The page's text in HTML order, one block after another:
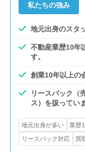
私たちの強み
地元出身のスタ
不動産業歴10年
す。
創業10年以上の
リースバック（
ス）を扱ってい
地元出身が多い 業歴
リースバック対応
買